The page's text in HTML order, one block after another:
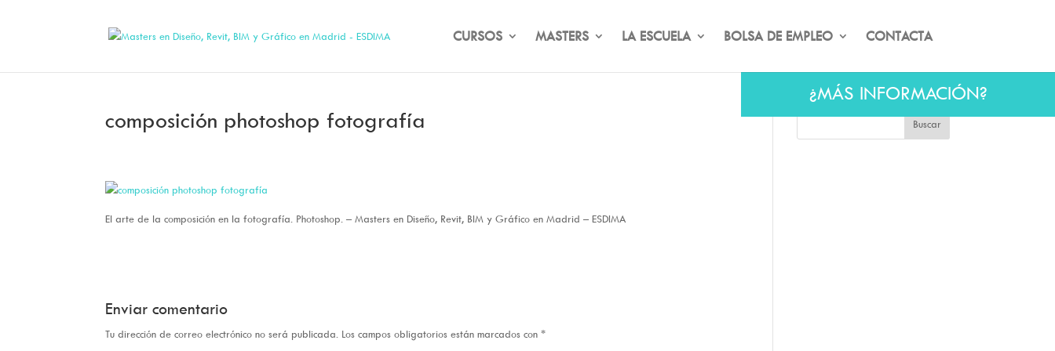
CURSOS MASTERS LA ESCUELA BOLSA DE EMPLEO CONTACTA
composición photoshop fotografía
El arte de la composición en la fotografía. Photoshop. – Masters en Diseño, Revit, BIM y Gráfico en Madrid – ESDIMA
Enviar comentario
Tu dirección de correo electrónico no será publicada. Los campos obligatorios están marcados con*
¿MÁS INFORMACIÓN?